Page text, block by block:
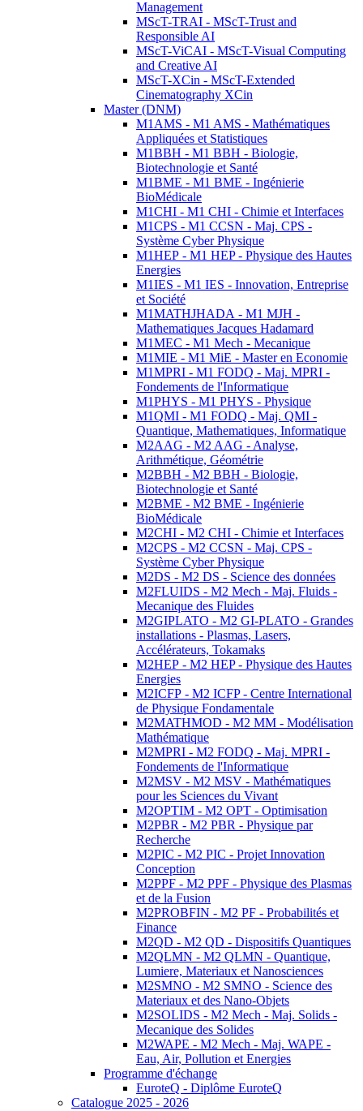
Management
MScT-TRAI - MScT-Trust and
Responsible AI
MScT-ViCAI - MScT-Visual Computing
and Creative AI
MScT-XCin - MScT-Extended
Cinematography XCin
Master (DNM)
M1AMS - M1 AMS - Mathématiques
Appliquées et Statistiques
M1BBH - M1 BBH - Biologie,
Biotechnologie et Santé
M1BME - M1 BME - Ingénierie
BioMédicale
M1CHI - M1 CHI - Chimie et Interfaces
M1CPS - M1 CCSN - Maj. CPS -
Système Cyber Physique
M1HEP - M1 HEP - Physique des Hautes
Energies
M1IES - M1 IES - Innovation, Entreprise
et Société
M1MATHJHADA - M1 MJH -
Mathematiques Jacques Hadamard
M1MEC - M1 Mech - Mecanique
M1MIE - M1 MiE - Master en Economie
M1MPRI - M1 FODQ - Maj. MPRI -
Fondements de l'Informatique
M1PHYS - M1 PHYS - Physique
M1QMI - M1 FODQ - Maj. QMI -
Quantique, Mathematiques, Informatique
M2AAG - M2 AAG - Analyse,
Arithmétique, Géométrie
M2BBH - M2 BBH - Biologie,
Biotechnologie et Santé
M2BME - M2 BME - Ingénierie
BioMédicale
M2CHI - M2 CHI - Chimie et Interfaces
M2CPS - M2 CCSN - Maj. CPS -
Système Cyber Physique
M2DS - M2 DS - Science des données
M2FLUIDS - M2 Mech - Maj. Fluids -
Mecanique des Fluides
M2GIPLATO - M2 GI-PLATO - Grandes
installations - Plasmas, Lasers,
Accélérateurs, Tokamaks
M2HEP - M2 HEP - Physique des Hautes
Energies
M2ICFP - M2 ICFP - Centre International
de Physique Fondamentale
M2MATHMOD - M2 MM - Modélisation
Mathématique
M2MPRI - M2 FODQ - Maj. MPRI -
Fondements de l'Informatique
M2MSV - M2 MSV - Mathématiques
pour les Sciences du Vivant
M2OPTIM - M2 OPT - Optimisation
M2PBR - M2 PBR - Physique par
Recherche
M2PIC - M2 PIC - Projet Innovation
Conception
M2PPF - M2 PPF - Physique des Plasmas
et de la Fusion
M2PROBFIN - M2 PF - Probabilités et
Finance
M2QD - M2 QD - Dispositifs Quantiques
M2QLMN - M2 QLMN - Quantique,
Lumiere, Materiaux et Nanosciences
M2SMNO - M2 SMNO - Science des
Materiaux et des Nano-Objets
M2SOLIDS - M2 Mech - Maj. Solids -
Mecanique des Solides
M2WAPE - M2 Mech - Maj. WAPE -
Eau, Air, Pollution et Energies
Programme d'échange
EuroteQ - Diplôme EuroteQ
Catalogue 2025 - 2026